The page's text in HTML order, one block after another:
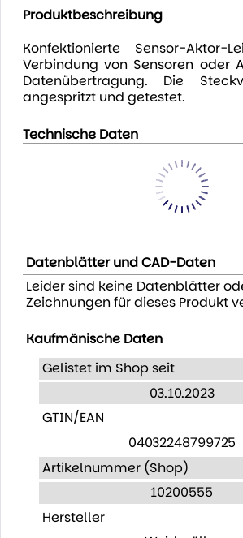
Produktbeschreibung
Konfektionierte Sensor-
Verbindung von Sensoren oder
Datenübertragung. Die
angespritzt und getestet.
Technische Daten
Datenblätter und CAD-Daten
Leider sind keine Datenblätter
Zeichnungen für dieses Produkt
Kaufmänische Daten
Gelistet im Shop seit
03.10.2023
GTIN/EAN
04032248799725
Artikelnummer (Shop)
10200555
Hersteller